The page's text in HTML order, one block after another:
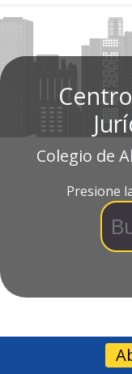
Colegio de
Presione